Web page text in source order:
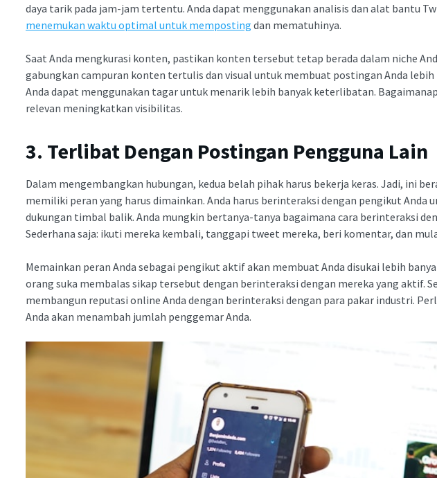
daya tarik pada jam-jam tertentu. Anda dapat menggunakan analisis dan alat bantu
menemukan waktu optimal untuk memposting dan mematuhinya.
Saat Anda mengkurasi konten, pastikan konten tersebut tetap berada dalam niche
gabungkan campuran konten tertulis dan visual untuk membuat postingan Anda lebih
Anda dapat menggunakan tagar untuk menarik lebih banyak keterlibatan.
relevan meningkatkan visibilitas.
3. Terlibat Dengan Postingan Pengguna Lain
Dalam mengembangkan hubungan, kedua belah pihak harus bekerja keras. Jadi, ini
memiliki peran yang harus dimainkan. Anda harus berinteraksi dengan pengikut Anda
dukungan timbal balik. Anda mungkin bertanya-tanya bagaimana cara berinteraksi
Sederhana saja: ikuti mereka kembali, tanggapi tweet mereka, beri komentar, dan
Memainkan peran Anda sebagai pengikut aktif akan membuat Anda disukai lebih
orang suka membalas sikap tersebut dengan berinteraksi dengan mereka yang aktif.
membangun reputasi online Anda dengan berinteraksi dengan para pakar industri.
Anda akan menambah jumlah penggemar Anda.